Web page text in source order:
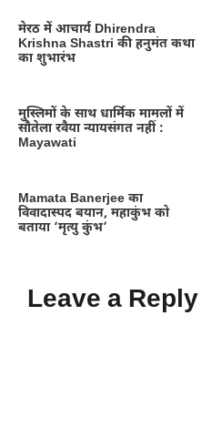
मेरठ में आचार्य Dhirendra
Krishna Shastri की हनुमंत कथा
का शुभारंभ
मुस्लिमों के साथ धार्मिक मामलों में
सौतेला रवैया न्यायसंगत नहीं :
Mayawati
Mamata Banerjee का
विवादास्पद बयान, महाकुंभ को
बताया ‘मृत्यु कुंभ’
Leave a Reply